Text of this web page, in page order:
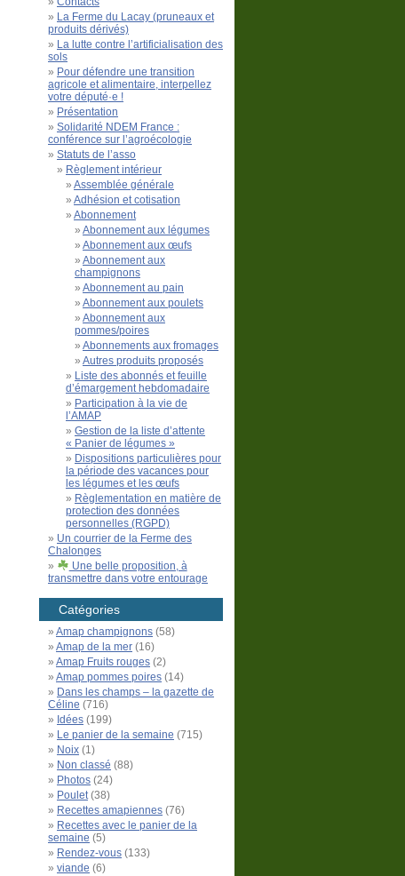
La Ferme du Lacay (pruneaux et
produits dérivés)
La lutte contre l’artificialisation des
sols
Pour défendre une transition
agricole et alimentaire, interpellez
votre député·e !
Présentation
Solidarité NDEM France :
conférence sur l’agroécologie
Statuts de l’asso
Règlement intérieur
Assemblée générale
Adhésion et cotisation
Abonnement
Abonnement aux légumes
Abonnement aux œufs
Abonnement aux
champignons
Abonnement au pain
Abonnement aux poulets
Abonnement aux
pommes/poires
Abonnements aux fromages
Autres produits proposés
Liste des abonnés et feuille
d’émargement hebdomadaire
Participation à la vie de
l’AMAP
Gestion de la liste d’attente
« Panier de légumes »
Dispositions particulières pour
la période des vacances pour
les légumes et les œufs
Règlementation en matière de
protection des données
personnelles (RGPD)
Un courrier de la Ferme des
Chalonges
Une belle proposition, à
transmettre dans votre entourage
Catégories
Amap champignons (58)
Amap de la mer (16)
Amap Fruits rouges (2)
Amap pommes poires (14)
Dans les champs – la gazette de
Céline (716)
Idées (199)
Le panier de la semaine (715)
Noix (1)
Non classé (88)
Photos (24)
Poulet(38)
Recettes amapiennes (76)
Recettes avec le panier de la
semaine (5)
Rendez-vous (133)
viande (6)